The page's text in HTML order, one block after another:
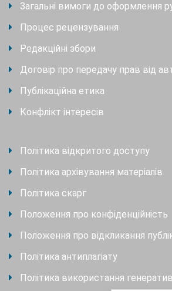
Загальні вимоги до оформлення
Процес рецензування
Редакційні збори
Договір про передачу прав від
Публікаційна етика
Конфлікт інтересів
Політика відкритого доступу
Політика архівування матеріалів
Політика скарг
Положення про конфіденційність
Положення про відкликання
Політика антиплагіату
Політика використання